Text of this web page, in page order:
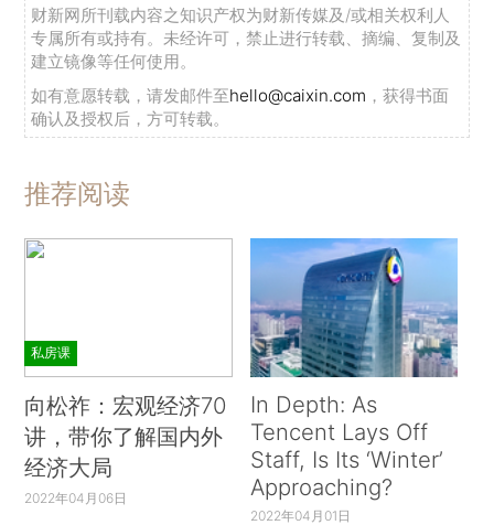
财新网所刊载内容之知识产权为财新传媒及/或相关权利人
专属所有或持有。未经许可，禁止进行转载、摘编、复制及
建立镜像等任何使用。
如有意愿转载，请发邮件至hello@caixin.com ，获得书面
确认及授权后，方可转载。
推荐阅读
私房课
向松祚：宏观经济70
讲，带你了解国内外
经济大局
2022年04月06日
In Depth: As
Tencent Lays Off
Staff, Is Its ‘Winter’
Approaching?
2022年04月01日